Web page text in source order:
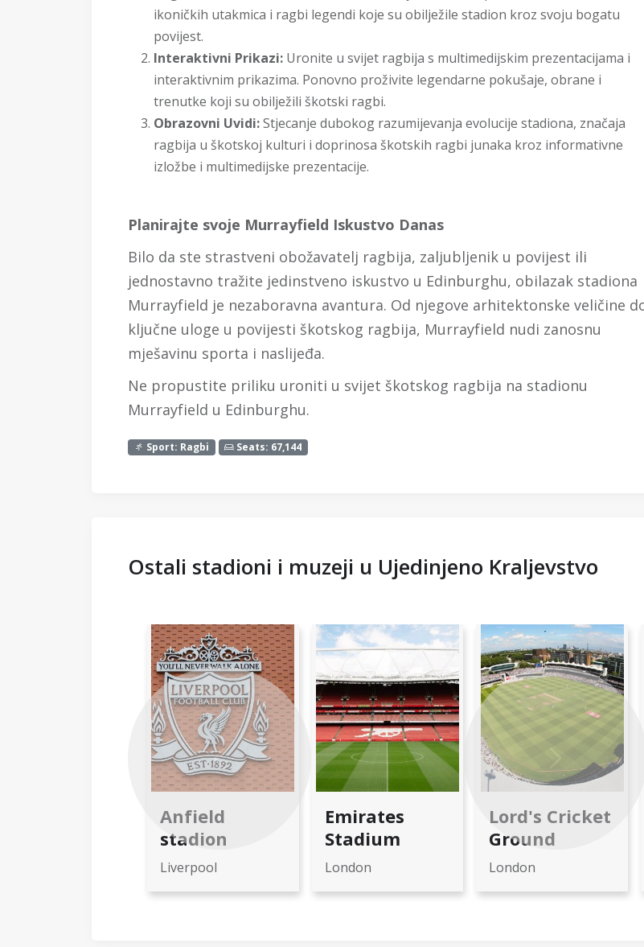
ikoničkih utakmica i ragbi legendi koje su obilježile stadion kroz svoju bogatu
povijest.
Interaktivni Prikazi: Uronite u svijet ragbija s multimedijskim prezentacijama i
interaktivnim prikazima. Ponovno proživite legendarne pokušaje, obrane i
trenutke koji su obilježili škotski ragbi.
Obrazovni Uvidi:Stjecanje dubokog razumijevanja evolucije stadiona, značaja
ragbija u škotskoj kulturi i doprinosa škotskih ragbi junaka kroz informativne
izložbe i multimedijske prezentacije.
Planirajte svoje Murrayfield Iskustvo Danas
Bilo da ste strastveni obožavatelj ragbija, zaljubljenik u povijest ili
jednostavno tražite jedinstveno iskustvo u Edinburghu, obilazak stadiona
Murrayfield je nezaboravna avantura. Od njegove arhitektonske veličine
ključne uloge u povijesti škotskog ragbija, Murrayfield nudi zanosnu
mješavinu sporta i naslijeđa.
Ne propustite priliku uroniti u svijet škotskog ragbija na stadionu
Murrayfield u Edinburghu.
Sport: Ragbi Seats: 67,144
Ostali stadioni i muzeji u Ujedinjeno Kraljevstvo
Anfield
stadion
Liverpool
Emirates
Stadium
London
Lord's Cricket
Ground
London
Previous Next